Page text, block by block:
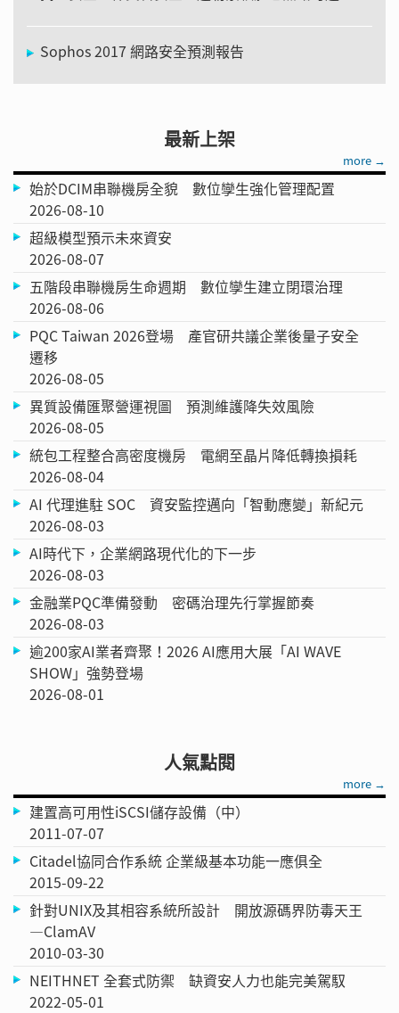
Sophos 2017 網路安全預測報告
最新上架
more →
始於DCIM串聯機房全貌 數位孿生強化管理配置
2026-08-10
超級模型預示未來資安
2026-08-07
五階段串聯機房生命週期 數位孿生建立閉環治理
2026-08-06
PQC Taiwan 2026登場 產官研共議企業後量子安全
遷移
2026-08-05
異質設備匯聚營運視圖 預測維護降失效風險
2026-08-05
統包工程整合高密度機房 電網至晶片降低轉換損耗
2026-08-04
AI 代理進駐 SOC 資安監控邁向「智動應變」新紀元
2026-08-03
AI時代下，企業網路現代化的下一步
2026-08-03
金融業PQC準備發動 密碼治理先行掌握節奏
2026-08-03
逾200家AI業者齊聚！2026 AI應用大展「AI WAVE
SHOW」強勢登場
2026-08-01
人氣點閱
more →
建置高可用性iSCSI儲存設備（中）
2011-07-07
Citadel協同合作系統 企業級基本功能一應俱全
2015-09-22
針對UNIX及其相容系統所設計 開放源碼界防毒天王
—ClamAV
2010-03-30
NEITHNET 全套式防禦 缺資安人力也能完美駕馭
2022-05-01